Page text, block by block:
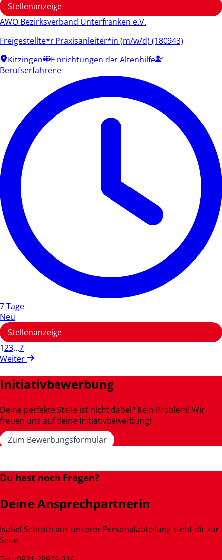
Stellenanzeige
AWO Bezirksverband Unterfranken e.V.
Freigestellte*r Praxisanleiter*in (m/w/d) (180943)
Kitzingen
Einrichtungen der Altenhilfe
Berufserfahrene
7 Tage
Neu
Stellenanzeige
123...7
Weiter
Initiativbewerbung
Deine perfekte Stelle ist nicht dabei? Kein Problem! Wir
freuen uns auf deine Initiativbewerbung!
Zum Bewerbungsformular
Du hast noch Fragen?
Deine Ansprechpartnerin
Isabel Schroth aus unserer Personalabteilung steht dir zur
Seite.